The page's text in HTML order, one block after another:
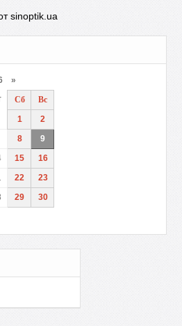
sinoptik.ua
»
Сб
Вс
1
2
8
9
15
16
22
23
29
30